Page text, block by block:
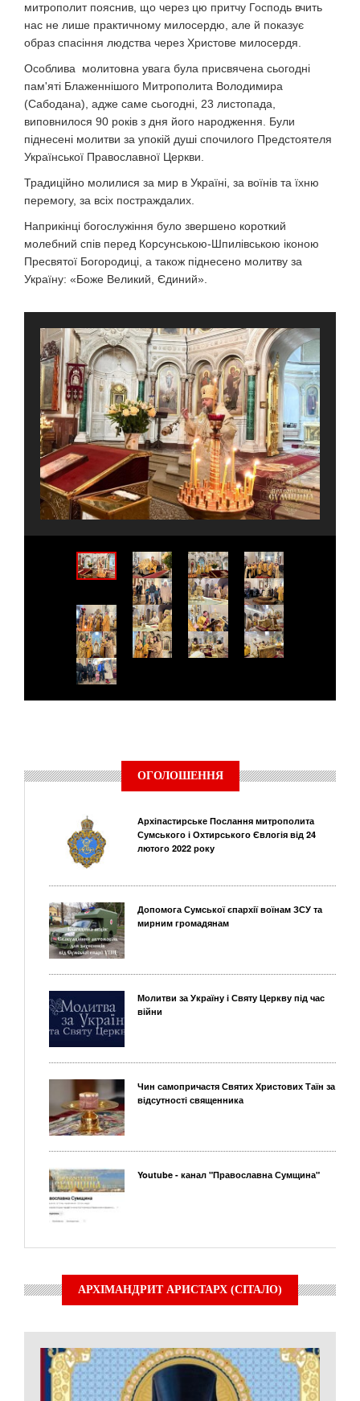
митрополит пояснив, що через цю притчу Господь вчить
нас не лише практичному милосердю, але й показує
образ спасіння людства через Христове милосердя.
Особлива молитовна увага була присвячена сьогодні
пам'яті Блаженнішого Митрополита Володимира
(Сабодана), адже саме сьогодні, 23 листопада,
виповнилося 90 років з дня його народження. Були
піднесені молитви за упокій душі спочилого Предстоятеля
Української Православної Церкви.
Традиційно молилися за мир в Україні, за воїнів та їхню
перемогу, за всіх постраждалих.
Наприкінці богослужіння було звершено короткий
молебний спів перед Корсунською-Шпилівською іконою
Пресвятої Богородиці, а також піднесено молитву за
Україну: «Боже Великий, Єдиний».
ОГОЛОШЕННЯ
Архіпастирське Послання митрополита
Сумського і Охтирського Євлогія від 24
лютого 2022 року
Допомога Сумської єпархії воїнам ЗСУ та
мирним громадянам
Молитви за Україну і Святу Церкву під час
війни
Чин самопричастя Святих Христових Таїн за
відсутності священника
Youtube - канал "Православна Сумщина"
АРХІМАНДРИТ АРИСТАРХ (СІТАЛО)